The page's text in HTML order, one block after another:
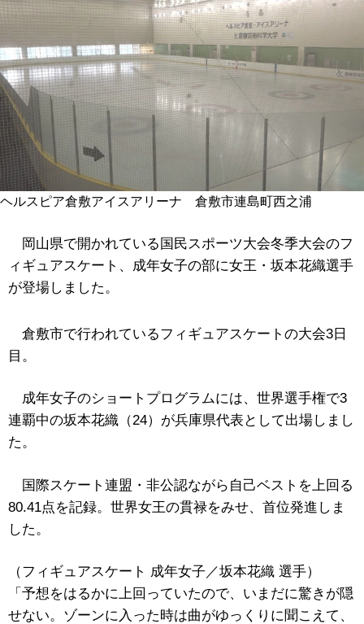
ヘルスピア倉敷アイスアリーナ 倉敷市連島町西之浦
岡山県で開かれている国民スポーツ大会冬季大会のフ
ィギュアスケート、成年女子の部に女王・坂本花織選手
が登場しました。
倉敷市で行われているフィギュアスケートの大会3日
目。
成年女子のショートプログラムには、世界選手権で3
連覇中の坂本花織（24）が兵庫県代表として出場しまし
た。
国際スケート連盟・非公認ながら自己ベストを上回る
80.41点を記録。世界女王の貫禄をみせ、首位発進しま
した。
（フィギュアスケート 成年女子／坂本花織 選手）
「予想をはるかに上回っていたので、いまだに驚きが隠
せない。ゾーンに入った時は曲がゆっくりに聞こえて、